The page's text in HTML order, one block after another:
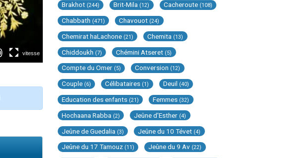
Brakhot (244) Brit-Mila (12) Cacheroute (108)
Chabbath (471) Chavouot (24)
Chemirat haLachone (21) Chemita (13)
Chiddoukh (7) Chémini Atseret (5)
Compte du Omer (5) Conversion (12)
Couple (6) Célibataires (1) Deuil (40)
Education des enfants (21) Femmes (32)
Hochaana Rabba (2) Jeûne d'Esther (4)
Jeûne de Guedalia (3) Jeûne du 10 Tévet (4)
Jeûne du 17 Tamouz (11) Jeûne du 9 Av (22)